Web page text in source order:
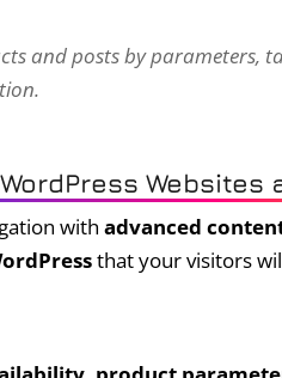
and posts by parameters,
Websites
withadvanced
that your visitors